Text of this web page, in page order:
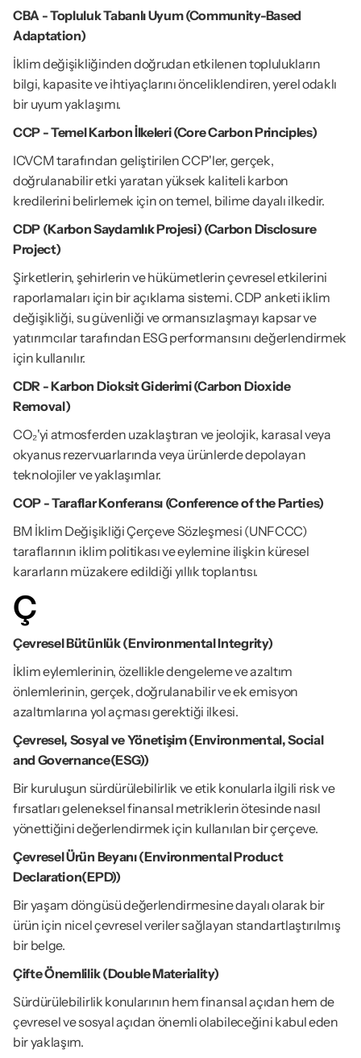
CBA - Topluluk Tabanlı Uyum (Community-Based
Adaptation)
İklim değişikliğinden doğrudan etkilenen toplulukların
bilgi, kapasite ve ihtiyaçlarını önceliklendiren, yerel odaklı
bir uyum yaklaşımı.
CCP - Temel Karbon İlkeleri (Core Carbon Principles)
ICVCM tarafından geliştirilen CCP'ler, gerçek,
doğrulanabilir etki yaratan yüksek kaliteli karbon
kredilerini belirlemek için on temel, bilime dayalı ilkedir.
CDP (Karbon Saydamlık Projesi) (Carbon Disclosure
Project)
Şirketlerin, şehirlerin ve hükümetlerin çevresel etkilerini
raporlamaları için bir açıklama sistemi. CDP anketi iklim
değişikliği, su güvenliği ve ormansızlaşmayı kapsar ve
yatırımcılar tarafından ESG performansını değerlendirmek
için kullanılır.
CDR - Karbon Dioksit Giderimi (Carbon Dioxide
Removal)
CO₂'yi atmosferden uzaklaştıran ve jeolojik, karasal veya
okyanus rezervuarlarında veya ürünlerde depolayan
teknolojiler ve yaklaşımlar.
COP - Taraflar Konferansı (Conference of the Parties)
BM İklim Değişikliği Çerçeve Sözleşmesi (UNFCCC)
taraflarının iklim politikası ve eylemine ilişkin küresel
kararların müzakere edildiği yıllık toplantısı.
Ç
Çevresel Bütünlük (Environmental Integrity)
İklim eylemlerinin, özellikle dengeleme ve azaltım
önlemlerinin, gerçek, doğrulanabilir ve ek emisyon
azaltımlarına yol açması gerektiği ilkesi.
Çevresel, Sosyal ve Yönetişim (Environmental, Social
and Governance(ESG))
Bir kuruluşun sürdürülebilirlik ve etik konularla ilgili risk ve
fırsatları geleneksel finansal metriklerin ötesinde nasıl
yönettiğini değerlendirmek için kullanılan bir çerçeve.
Çevresel Ürün Beyanı (Environmental Product
Declaration(EPD))
Bir yaşam döngüsü değerlendirmesine dayalı olarak bir
ürün için nicel çevresel veriler sağlayan standartlaştırılmış
bir belge.
Çifte Önemlilik (Double Materiality)
Sürdürülebilirlik konularının hem finansal açıdan hem de
çevresel ve sosyal açıdan önemli olabileceğini kabul eden
bir yaklaşım.